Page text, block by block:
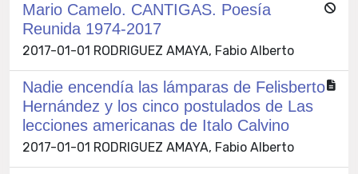
Mario Camelo. CANTIGAS. Poesía
Reunida 1974-2017
2017-01-01 RODRIGUEZ AMAYA, Fabio Alberto
Nadie encendía las lámparas de Felisberto
Hernández y los cinco postulados de Las
lecciones americanas de Italo Calvino
2017-01-01 RODRIGUEZ AMAYA, Fabio Alberto